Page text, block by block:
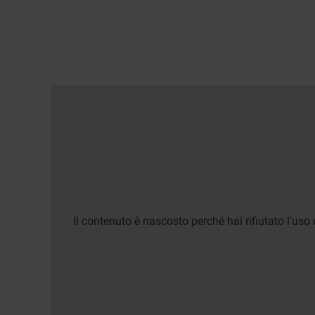
Il contenuto è nascosto perché hai rifiutato l'uso